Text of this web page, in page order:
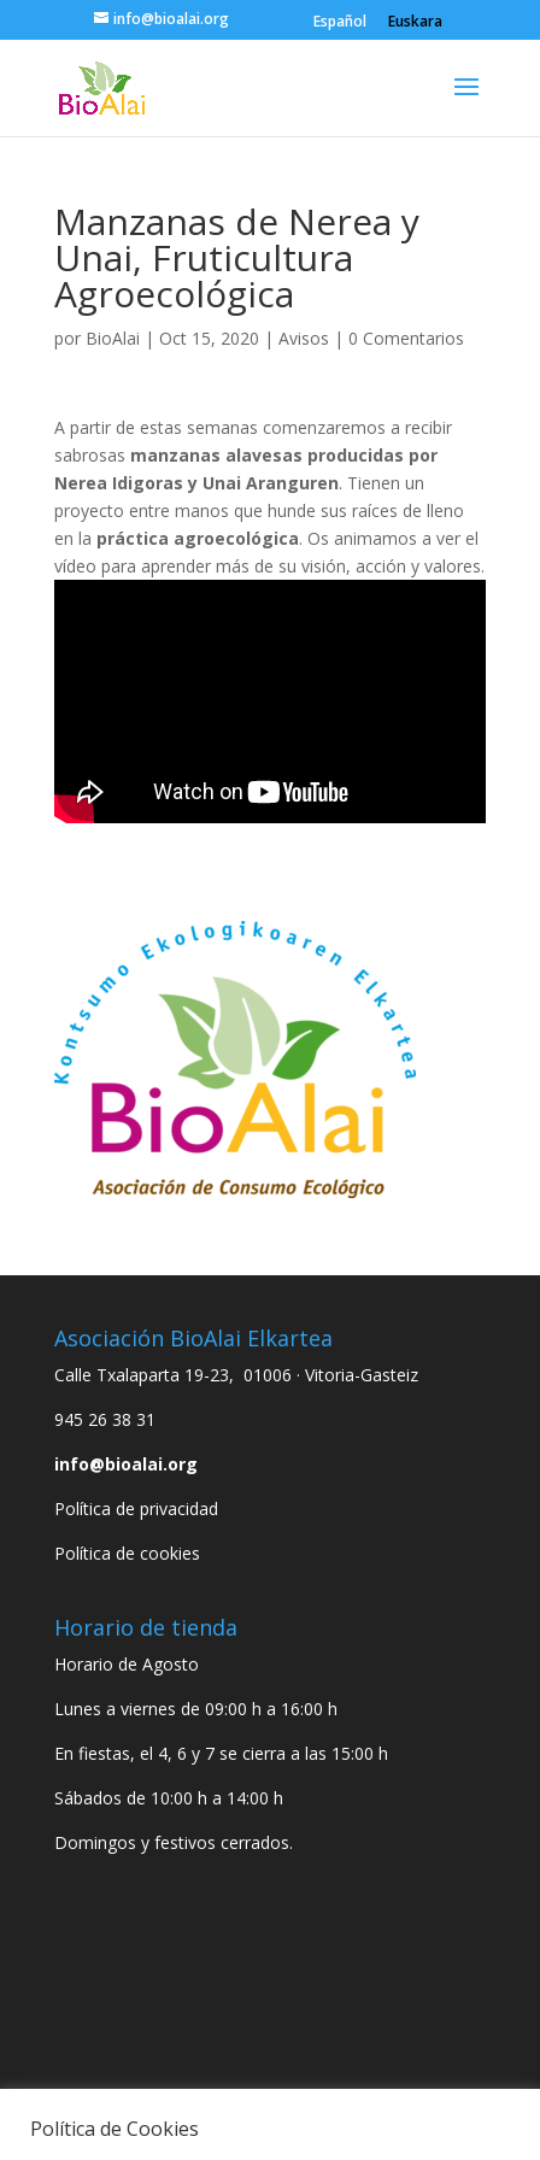
info@bioalai.org Español Euskara
Manzanas de Nerea y
Unai, Fruticultura
Agroecológica
por BioAlai | Oct 15, 2020 | Avisos | 0 Comentarios
A partir de estas semanas comenzaremos a recibir
sabrosas manzanas alavesas producidas por
Nerea Idigoras y Unai Aranguren. Tienen un
proyecto entre manos que hunde sus raíces de lleno
en la práctica agroecológica. Os animamos a ver el
vídeo para aprender más de su visión, acción y valores.
Asociación BioAlai Elkartea
Calle Txalaparta 19-23, 01006 · Vitoria-Gasteiz
945 26 38 31
info@bioalai.org
Política de privacidad
Política de cookies
Horario de tienda
Horario de Agosto
Lunes a viernes de 09:00 h a 16:00 h
En fiestas, el 4, 6 y 7 se cierra a las 15:00 h
Sábados de 10:00 h a 14:00 h
Domingos y festivos cerrados.
Información de interés
Política de Cookies